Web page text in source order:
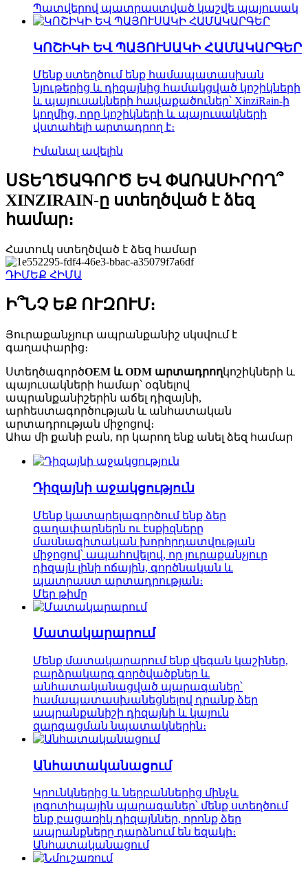
Պատվերով պատրաստված կաշվե պայուսակ
ԿՈՇԻԿԻ ԵՎ ՊԱՅՈՒՍԱԿԻ ՀԱՄԱԿԱՐԳԵՐ
Մենք ստեղծում ենք համապատասխան
նյութերից և դիզայնից համակցված կոշիկների
և պայուսակների հավաքածուներ՝ XinziRain-ի
կողմից, որը կոշիկների և պայուսակների
վստահելի արտադրող է։
Իմանալ ավելին
ՍՏԵՂԾԱԳՈՐԾ ԵՎ ՓԱՌԱՍԻՐՈՂ՞
XINZIRAIN-ը ստեղծված է ձեզ
համար։
Հատուկ ստեղծված է ձեզ համար
ԴԻՄԵՔ ՀԻՄԱ
Ի՞ՆՉ ԵՔ ՈՒԶՈՒՄ։
Յուրաքանչյուր ապրանքանիշ սկսվում է
գաղափարից։
ՍտեղծագործOEM և ODM արտադրողկոշիկների և
պայուսակների համար՝ օգնելով
ապրանքանիշերին աճել դիզայնի,
արհեստագործության և անհատական ​​
արտադրության միջոցով։
Ահա մի քանի բան, որ կարող ենք անել ձեզ համար
Դիզայնի աջակցություն
Մենք կատարելագործում ենք ձեր
գաղափարներն ու էսքիզները
մասնագիտական ​​խորհրդատվության
միջոցով՝ ապահովելով, որ յուրաքանչյուր
դիզայն լինի ոճային, գործնական և
պատրաստ արտադրության։
Մեր թիմը
Մատակարարում
Մենք մատակարարում ենք վեգան կաշիներ,
բարձրակարգ գործվածքներ և
անհատականացված պարագաներ՝
համապատասխանեցնելով դրանք ձեր
ապրանքանիշի դիզայնի և կայուն
զարգացման նպատակներին։
Անհատականացում
Կրունկներից և ներբաններից մինչև
լոգոտիպային պարագաներ՝ մենք ստեղծում
ենք բացառիկ դիզայններ, որոնք ձեր
ապրանքները դարձնում են եզակի։
Անհատականացում